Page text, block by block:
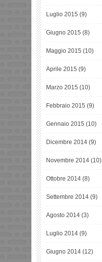
Luglio 2015 (9)
Giugno 2015 (8)
Maggio 2015 (10)
Aprile 2015 (9)
Marzo 2015 (10)
Febbraio 2015 (9)
Gennaio 2015 (10)
Dicembre 2014 (9)
Novembre 2014 (10)
Ottobre 2014 (8)
Settembre 2014 (9)
Agosto 2014 (3)
Luglio 2014 (9)
Giugno 2014 (12)